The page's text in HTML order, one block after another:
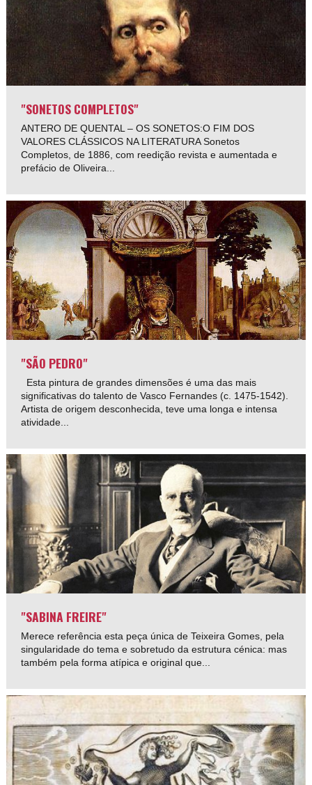
"SONETOS COMPLETOS"
ANTERO DE QUENTAL – OS SONETOS:O FIM DOS
VALORES CLÁSSICOS NA LITERATURA Sonetos
Completos, de 1886, com reedição revista e aumentada e
prefácio de Oliveira...
"SÃO PEDRO"
Esta pintura de grandes dimensões é uma das mais
significativas do talento de Vasco Fernandes (c. 1475-1542).
Artista de origem desconhecida, teve uma longa e intensa
atividade...
"SABINA FREIRE"
Merece referência esta peça única de Teixeira Gomes, pela
singularidade do tema e sobretudo da estrutura cénica: mas
também pela forma atípica e original que...